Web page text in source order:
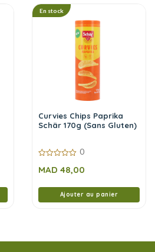
En stock
Curvies Chips Paprika
Schär 170g (Sans Gluten)
sur
0
MAD 48,00
Ajouter au panier